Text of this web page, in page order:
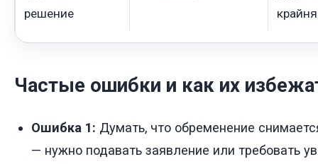
решение
Частые ошибки и как их
Ошибка 1: Думать, что обременение
— нужно подавать заявление или требовать